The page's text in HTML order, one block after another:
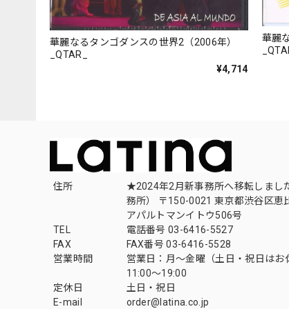
華麗なるタンゴダンスの世界2（2006年）
_QTAR_
¥4,714
華麗
住所
★2024年2月新事務所へ移転しまし
務所） 〒150-0021 東京都渋谷区恵
アパルトマンイトウ506号
TEL
電話番号 03-6416-5527
FAX
FAX番号 03-6416-5528
営業時間
営業日：月〜金曜（土日・祝日はお
11:00〜19:00
定休日
土日・祝日
E-mail
order@latina.co.jp